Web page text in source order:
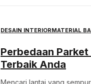
DESAIN INTERIORMATERIAL
Perbedaan
Terbaik Anda
Mencari lantai yang